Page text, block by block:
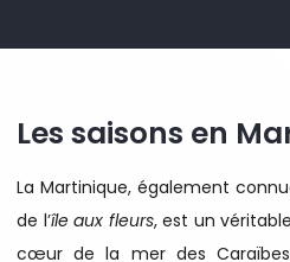
Les saisons en
La Martinique, également
de l’île aux fleurs, est un
cœur de la mer des